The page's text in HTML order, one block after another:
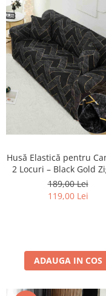
Husă Elastică pentru
2 Locuri – Black Gold
189,00 Lei
119,00 Lei
ADAUGA IN COS